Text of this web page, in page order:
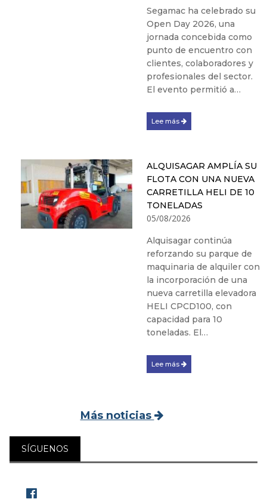
Segamac ha celebrado su
Open Day 2026, una
jornada concebida como
punto de encuentro con
clientes, colaboradores y
profesionales del sector.
El evento permitió a…
Lee más
ALQUISAGAR AMPLÍA SU
FLOTA CON UNA NUEVA
CARRETILLA HELI DE 10
TONELADAS
05/08/2026
Alquisagar continúa
reforzando su parque de
maquinaria de alquiler con
la incorporación de una
nueva carretilla elevadora
HELI CPCD100, con
capacidad para 10
toneladas. El…
Lee más
Más noticias
SÍGUENOS